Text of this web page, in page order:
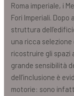
Roma imperiale, i
Fori Imperiali.
struttura
una ricca
ricostruire gli spazi
grande sensibilità
dell’inclusione è
motorie: sono